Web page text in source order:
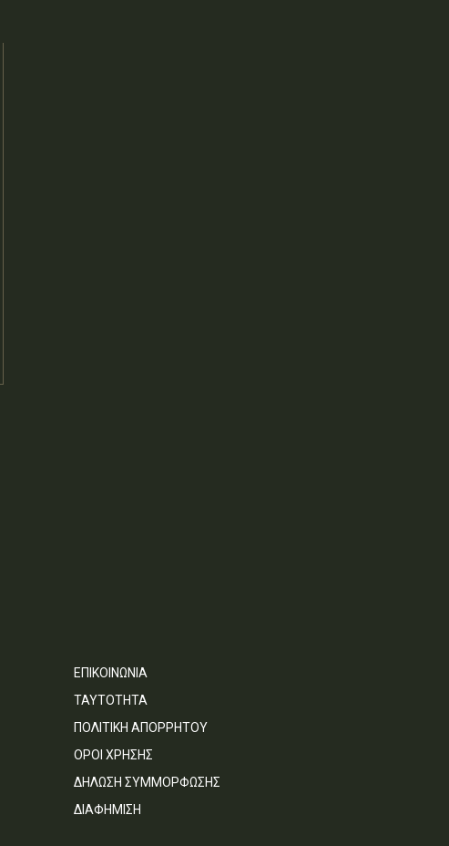
ΕΠΙΚΟΙΝΩΝΙΑ
ΤΑΥΤΟΤΗΤΑ
ΠΟΛΙΤΙΚΗ ΑΠΟΡΡΗΤΟΥ
ΟΡΟΙ ΧΡΗΣΗΣ
ΔΗΛΩΣΗ ΣΥΜΜΟΡΦΩΣΗΣ
ΔΙΑΦΗΜΙΣΗ